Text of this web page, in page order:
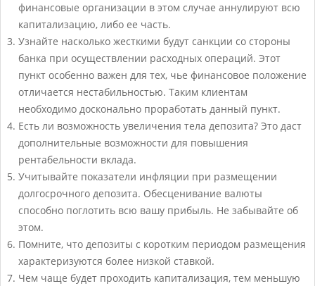
финансовые организации в этом случае аннулируют всю
капитализацию, либо ее часть.
Узнайте насколько жесткими будут санкции со стороны
банка при осуществлении расходных операций. Этот
пункт особенно важен для тех, чье финансовое положение
отличается нестабильностью. Таким клиентам
необходимо досконально проработать данный пункт.
Есть ли возможность увеличения тела депозита? Это даст
дополнительные возможности для повышения
рентабельности вклада.
Учитывайте показатели инфляции при размещении
долгосрочного депозита. Обесценивание валюты
способно поглотить всю вашу прибыль. Не забывайте об
этом.
Помните, что депозиты с коротким периодом размещения
характеризуются более низкой ставкой.
Чем чаще будет проходить капитализация, тем меньшую